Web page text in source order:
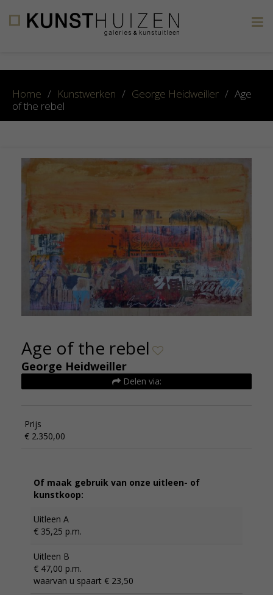
Home / Kunstwerken / George Heidweiller / Age
of the rebel
Age of the rebel
George Heidweiller
Delen via:
Prijs
€ 2.350,00
Of maak gebruik van onze uitleen- of
kunstkoop:
Uitleen A
€ 35,25 p.m.
Uitleen B
€ 47,00 p.m.
waarvan u spaart € 23,50